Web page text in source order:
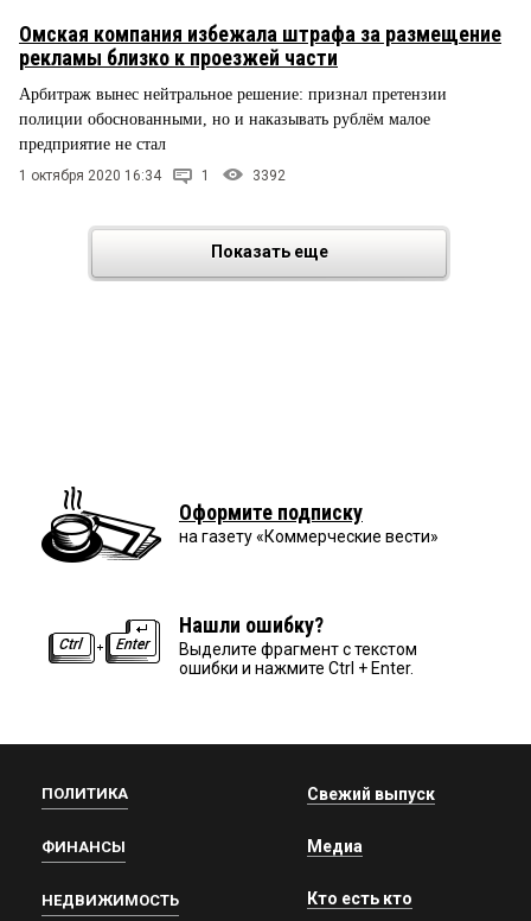
Омская компания избежала штрафа за размещение
рекламы близко к проезжей части
Арбитраж вынес нейтральное решение: признал претензии
полиции обоснованными, но и наказывать рублём малое
предприятие не стал
1 октября 2020 16:34 1 3392
Показать еще
Оформите подписку
на газету «Коммерческие вести»
Нашли ошибку?
Выделите фрагмент с текстом
ошибки и нажмите Ctrl + Enter.
ПОЛИТИКА
ФИНАНСЫ
НЕДВИЖИМОСТЬ
Свежий выпуск
Медиа
Кто есть кто